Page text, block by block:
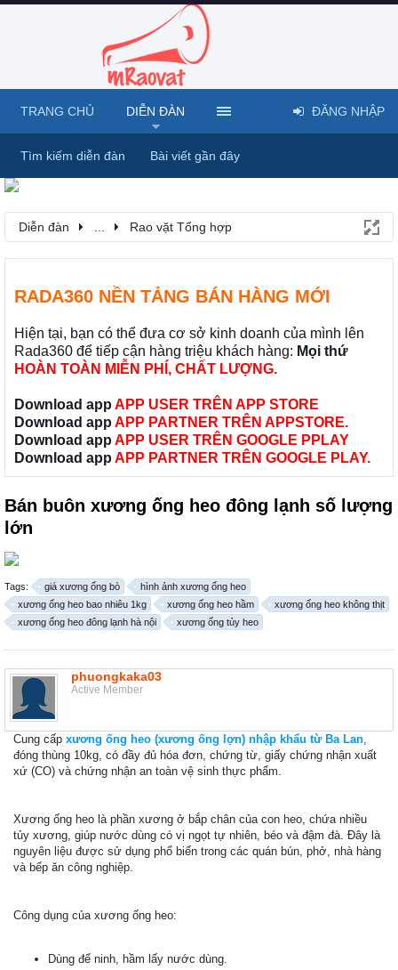
Diễn đàn Rao vặt Tổng hợp
RADA360 NỀN TẢNG BÁN HÀNG MỚI
Hiện tại, bạn có thể đưa cơ sở kinh doanh của mình lên
Rada360 để tiếp cận hàng triệu khách hàng: Mọi thứ
HOÀN TOÀN MIỄN PHÍ, CHẤT LƯỢNG.
Download app APP USER TRÊN APP STORE
Download app APP PARTNER TRÊN APPSTORE.
Download app APP USER TRÊN GOOGLE PPLAY
Download app APP PARTNER TRÊN GOOGLE PLAY.
Bán buôn xương ống heo đông lạnh số lượng
lớn
Tags: giá xương ống bò
hình ảnh xương ống heo
xương ống heo bao nhiêu 1kg
xương ống heo hầm
xương ống heo không thịt
xương ống heo đông lạnh hà nội
xương ống tủy heo
phuongkaka03
Active Member
Cung cấp xương ống heo (xương ống lợn) nhập khẩu từ Ba Lan,
đóng thùng 10kg, có đầy đủ hóa đơn, chứng từ, giấy chứng nhận xuất
xứ (CO) và chứng nhận an toàn vệ sinh thực phẩm.
Xương ống heo là phần xương ở bắp chân của con heo, chứa nhiều
tủy xương, giúp nước dùng có vị ngọt tự nhiên, béo và đậm đà. Đây là
nguyên liệu được sử dụng phổ biến trong các quán bún, phở, nhà hàng
và bếp ăn công nghiệp.
Công dụng của xương ống heo:
Dùng để ninh, hầm lấy nước dùng.
TRANG CHỦ DIỄN ĐÀN
Tìm kiếm diễn đàn Bài viết gần đây
ĐĂNG NHẬP